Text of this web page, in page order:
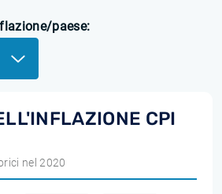
paese:
CPI
nel 2020